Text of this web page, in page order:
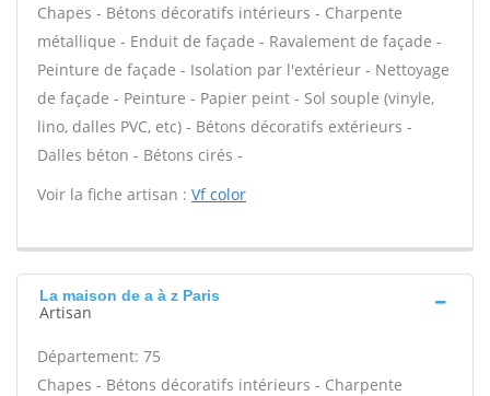
Chapes - Bétons décoratifs intérieurs - Charpente
métallique - Enduit de façade - Ravalement de façade -
Peinture de façade - Isolation par l'extérieur - Nettoyage
de façade - Peinture - Papier peint - Sol souple (vinyle,
lino, dalles PVC, etc) - Bétons décoratifs extérieurs -
Dalles béton - Bétons cirés -
Voir la fiche artisan : Vf color
La maison de a à z Paris
Artisan
Département: 75
Chapes - Bétons décoratifs intérieurs - Charpente